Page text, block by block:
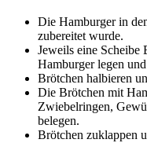
Die Hamburger in
zubereitet wurde.
Jeweils eine Scheibe
Hamburger legen
Brötchen halbieren
Die Brötchen mit
Zwiebelringen,
belegen.
Brötchen zuklappen